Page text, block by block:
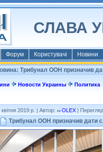
СЛАВА
Форум Користувачі Новини
Трибунал ООН призначив
Новости Украины Политика
квітня 2019 р. | Автор: OLEX |
Трибунал ООН призначив дати